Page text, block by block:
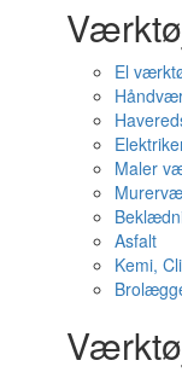
El
Maler
Asfalt
Kemi,